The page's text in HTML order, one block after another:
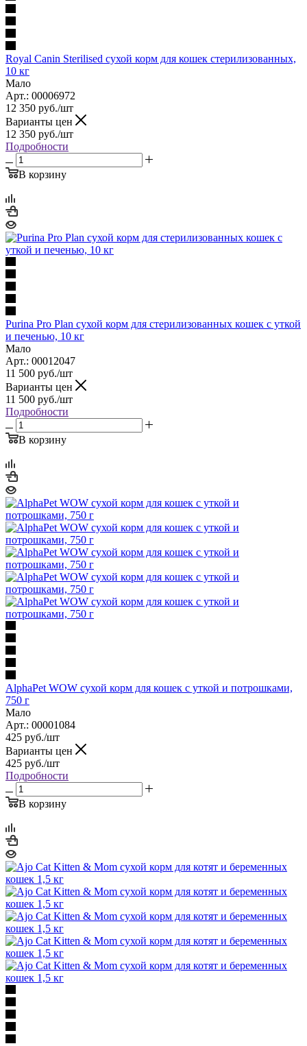
Royal Canin Sterilised сухой корм для кошек стерилизованных,
10 кг
Мало
Арт.: 00006972
12 350 руб./шт
Варианты цен
12 350 руб./шт
Подробности
В корзину
Purina Pro Plan сухой корм для стерилизованных кошек с уткой
и печенью, 10 кг
Мало
Арт.: 00012047
11 500 руб./шт
Варианты цен
11 500 руб./шт
Подробности
В корзину
AlphaPet WOW сухой корм для кошек с уткой и потрошками,
750 г
Мало
Арт.: 00001084
425 руб./шт
Варианты цен
425 руб./шт
Подробности
В корзину